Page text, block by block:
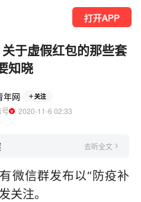
打开APP
于虚假红包的那些套
知晓
年网 关注
  2020-11-6 02:33
去听全文
微信群发布以“防疫补
关注。